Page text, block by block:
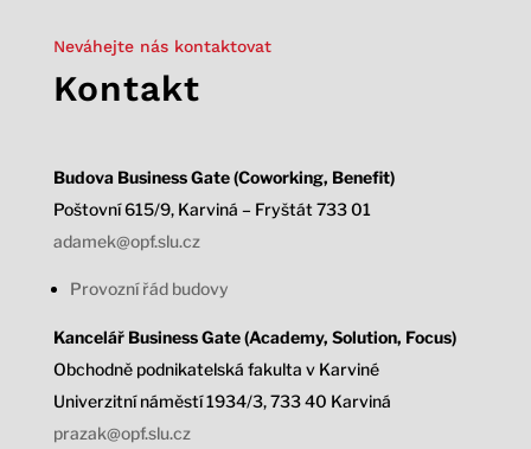
Neváhejte nás kontaktovat
Kontakt
Budova Business Gate (Coworking, Benefit)
Poštovní 615/9, Karviná – Fryštát 733 01
adamek@opf.slu.cz
Provozní řád budovy
Kancelář Business Gate (Academy, Solution, Focus)
Obchodně podnikatelská fakulta v Karviné
Univerzitní náměstí 1934/3,733 40 Karviná
prazak@opf.slu.cz